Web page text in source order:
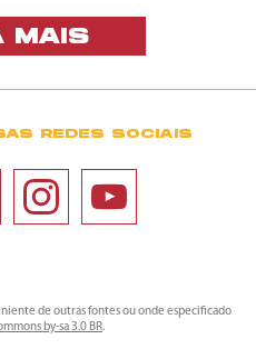
MAIS
REDES SOCIAIS
de outras fontes ou onde especificado
by-sa 3.0 BR.